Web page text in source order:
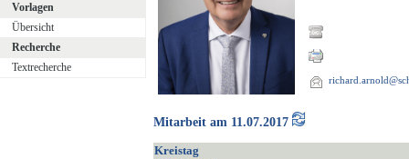
Vorlagen
Übersicht
Recherche
Textrecherche
Mitarbeit am 11.07.2017
Kreistag